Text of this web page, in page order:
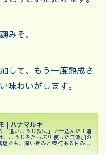
みそ。
して、もう一度熟成さ
味わいがします。
| ハナマルキ
「追いこうじ製法」で仕込んだ「追
、こうじをたっぷり使った無添加の
塩でも、深い旨みと奥行ある甘みを